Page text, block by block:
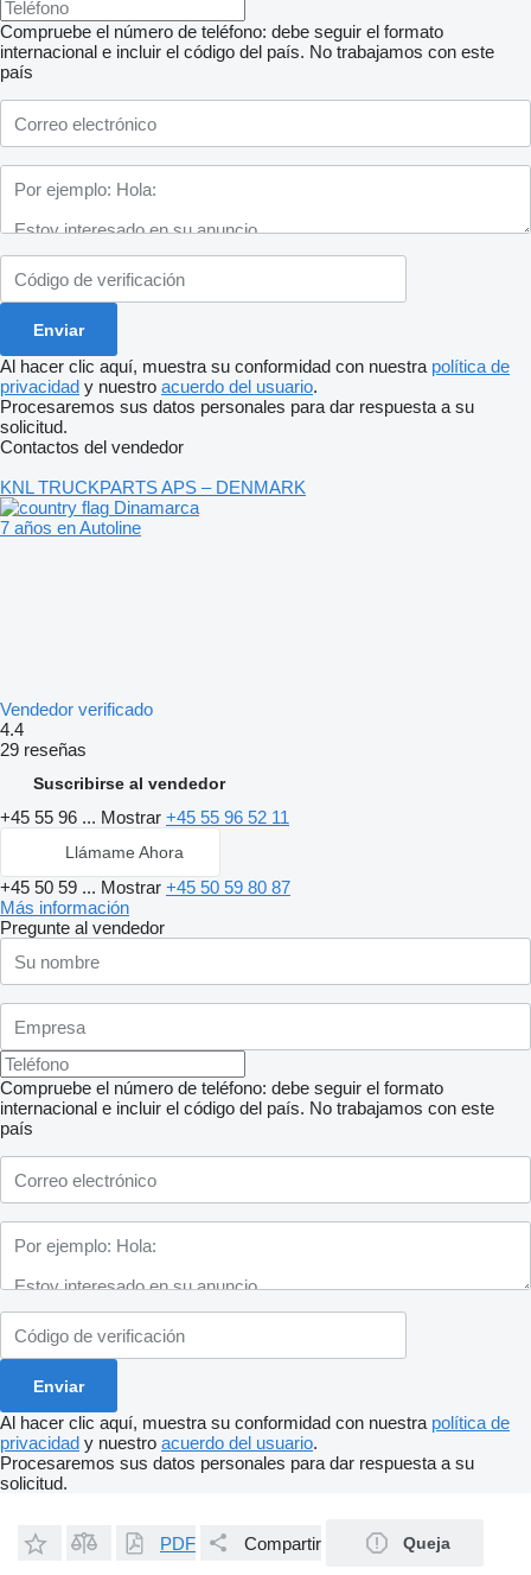
Compruebe el número de teléfono: debe seguir el formato
internacional e incluir el código del país. No trabajamos con este
país
Al hacer clic aquí, muestra su conformidad con nuestra política de
privacidad y nuestro acuerdo del usuario.
Procesaremos sus datos personales para dar respuesta a su
solicitud.
Contactos del vendedor
KNL TRUCKPARTS APS – DENMARK
Dinamarca
7 años en Autoline
Vendedor verificado
4.4
29 reseñas
Suscribirse al vendedor
+45 55 96 ... Mostrar +45 55 96 52 11
Llámame Ahora
+45 50 59 ... Mostrar +45 50 59 80 87
Más información
Pregunte al vendedor
Compruebe el número de teléfono: debe seguir el formato
internacional e incluir el código del país. No trabajamos con este
país
Al hacer clic aquí, muestra su conformidad con nuestra política de
privacidad y nuestro acuerdo del usuario.
Procesaremos sus datos personales para dar respuesta a su
solicitud.
PDF Compartir Queja